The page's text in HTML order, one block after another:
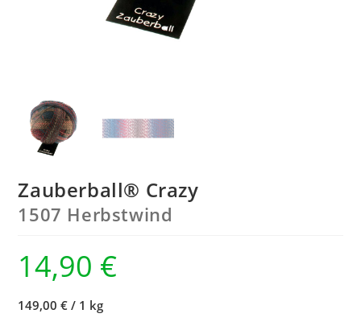
Zauberball® Crazy
1507 Herbstwind
14,90 €
149,00 € / 1 kg